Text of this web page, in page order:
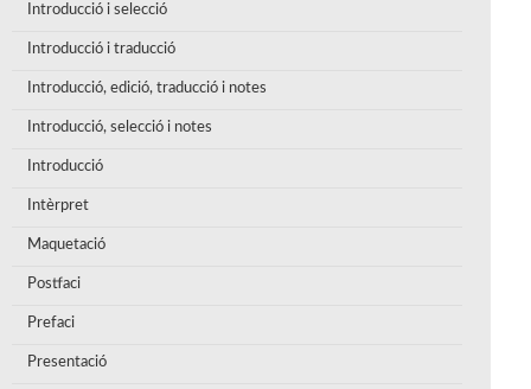
Introducció i selecció
Introducció i traducció
Introducció, edició, traducció i notes
Introducció, selecció i notes
Introducció
Intèrpret
Maquetació
Postfaci
Prefaci
Presentació